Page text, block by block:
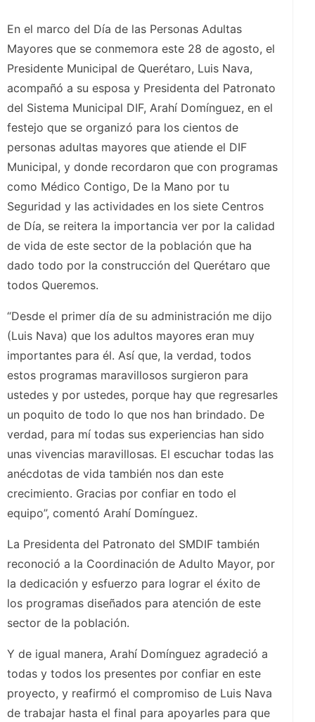
En el marco del Día de las Personas Adultas
Mayores que se conmemora este 28 de agosto, el
Presidente Municipal de Querétaro, Luis Nava,
acompañó a su esposa y Presidenta del Patronato
del Sistema Municipal DIF, Arahí Domínguez, en el
festejo que se organizó para los cientos de
personas adultas mayores que atiende el DIF
Municipal, y donde recordaron que con programas
como Médico Contigo, De la Mano por tu
Seguridad y las actividades en los siete Centros
de Día, se reitera la importancia ver por la calidad
de vida de este sector de la población que ha
dado todo por la construcción del Querétaro que
todos Queremos.
“Desde el primer día de su administración me dijo
(Luis Nava) que los adultos mayores eran muy
importantes para él. Así que, la verdad, todos
estos programas maravillosos surgieron para
ustedes y por ustedes, porque hay que regresarles
un poquito de todo lo que nos han brindado. De
verdad, para mí todas sus experiencias han sido
unas vivencias maravillosas. El escuchar todas las
anécdotas de vida también nos dan este
crecimiento. Gracias por confiar en todo el
equipo”, comentó Arahí Domínguez.
La Presidenta del Patronato del SMDIF también
reconoció a la Coordinación de Adulto Mayor, por
la dedicación y esfuerzo para lograr el éxito de
los programas diseñados para atención de este
sector de la población.
Y de igual manera, Arahí Domínguez agradeció a
todas y todos los presentes por confiar en este
proyecto, y reafirmó el compromiso de Luis Nava
de trabajar hasta el final para apoyarles para que